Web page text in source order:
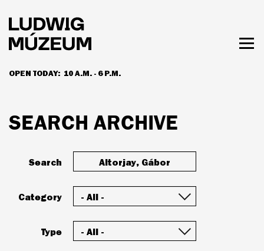
main
content
OPEN TODAY: 10 A.M. - 6 P.M.
HOURS & ADMISSION
SEARCH ARCHIVE
Search
Category
Type